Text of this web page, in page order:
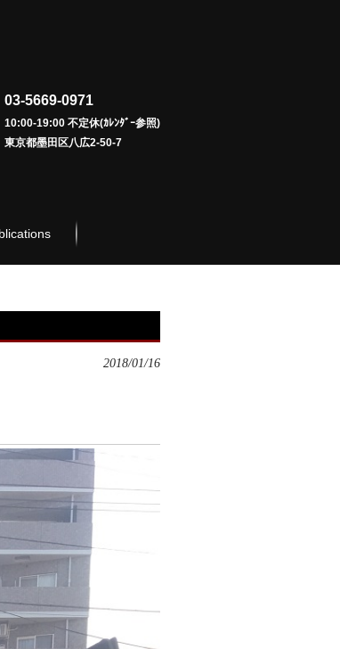
03-5669-0971
10:00-19:00 不定休(ｶﾚﾝﾀﾞｰ参照)
東京都墨田区八広2-50-7
2018/01/16